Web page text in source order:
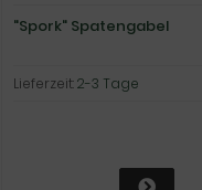
"Spork" Spatengabel
Lieferzeit:2-3 Tage